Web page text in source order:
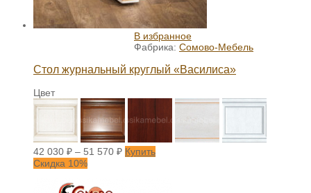
В избранное
Фабрика: Сомово-Мебель
Стол журнальный круглый «Василиса»
Цвет
42 030 ₽ – 51 570 ₽ Купить
Скидка 10%